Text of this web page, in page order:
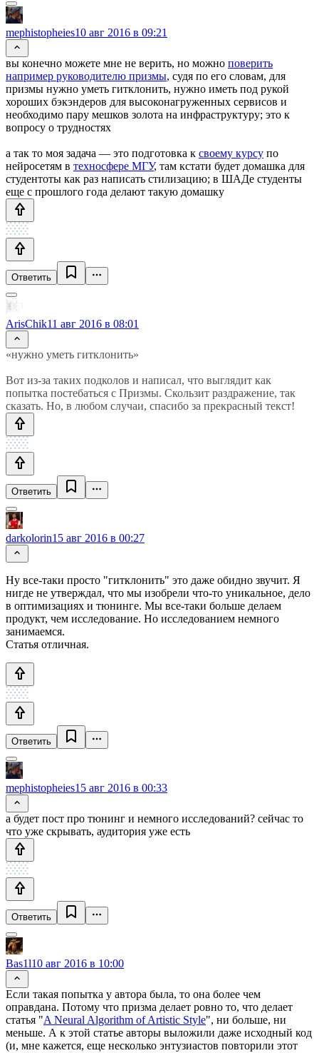
mephistopheies10 авг 2016 в 09:21
вы конечно можете мне не верить, но можно поверить
например руководителю призмы, судя по его словам, для
призмы нужно уметь гитклонить, нужно иметь под рукой
хороших бэкэндеров для высоконагруженных сервисов и
необходимо пару мешков золота на инфраструктуру; это к
вопросу о трудностях
а так то моя задача — это подготовка к своему курсу по
нейросетям в техносфере МГУ, там кстати будет домашка для
студентоты как раз написать стилизацию; в ШАДе студенты
еще с прошлого года делают такую домашку
Ответить
ArisChik11 авг 2016 в 08:01
«нужно уметь гитклонить»
Вот из-за таких подколов и написал, что выглядит как
попытка постебаться с Призмы. Скользит раздражение, так
сказать. Но, в любом случаи, спасибо за прекрасный текст!
Ответить
darkolorin15 авг 2016 в 00:27
Ну все-таки просто "гитклонить" это даже обидно звучит. Я
нигде не утверждал, что мы изобрели что-то уникальное, дело
в оптимизациях и тюнинге. Мы все-таки больше делаем
продукт, чем исследование. Но исследованием немного
занимаемся.
Статья отличная.
Ответить
mephistopheies15 авг 2016 в 00:33
а будет пост про тюнинг и немного исследований? сейчас то
что уже скрывать, аудитория уже есть
Ответить
Bas1l10 авг 2016 в 10:00
Если такая попытка у автора была, то она более чем
оправдана. Потому что призма делает ровно то, что делает
статья "A Neural Algorithm of Artistic Style", ни больше, ни
меньше. А к этой статье авторы выложили даже исходный код
(и, мне кажется, еще несколько энтузиастов повторили этот